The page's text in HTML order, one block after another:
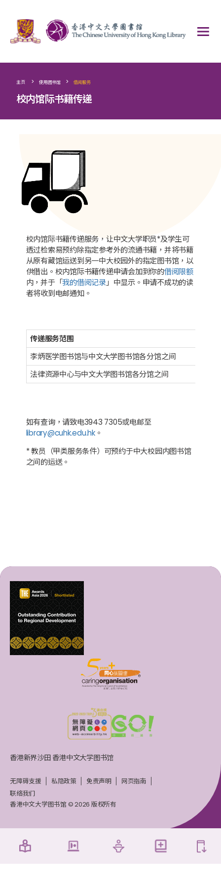
主页 > 使用图书馆 > 借阅服务
校内馆际书籍传递
校内馆际书籍传递服务，让中文大学职员*及学生可
透过检索易预约除指定参考外的流通书籍，并将书籍
从原有藏馆运送到另一中大校园外的指定图书馆，以
供借出。校内馆际书籍传递申请会加到你的借阅限额
内，并于「我的借阅记录」中显示。申请不成功的读
者将收到电邮通知。
传递服务范围
李炳医学图书馆与中文大学图书馆各分馆之间
法律资源中心与中文大学图书馆各分馆之间
如有查询，请致电3943 7305或电邮至
library@cuhk.edu.hk。
* 教员（甲类服务条件）可预约于中大校园内图书馆
之间的运送。
香港新界沙田 香港中文大学图书馆
无障碍支援 私隐政策 免责声明
网页指南
联络我们
香港中文大学图书馆 © 2026 版权所有